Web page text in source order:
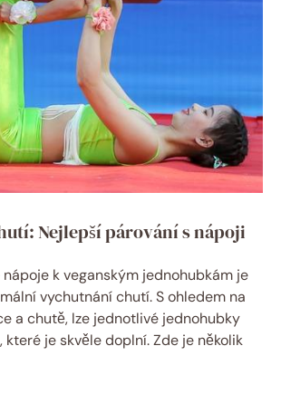
Nejlepší párování s nápoji
k veganským jednohubkám je
vychutnání chutí. S ohledem na
a chutě, lze jednotlivé jednohubky
které je skvěle doplní. Zde je několik